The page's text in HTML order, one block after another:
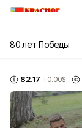
80 лет Победы
82.17 +0.00$